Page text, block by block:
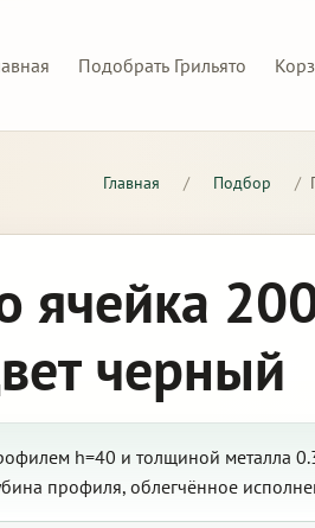
Подобрать Грильято
Главная / Подбор /
ячейка
черный
h=40 и толщиной металла
профиля, облегчённое